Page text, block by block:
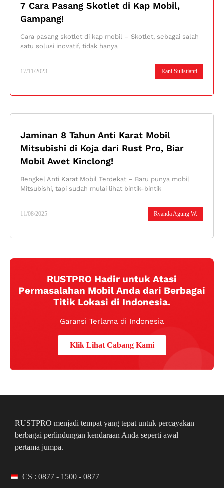
7 Cara Pasang Skotlet di Kap Mobil,
Gampang!
Rani Sulistianti
17/11/2023
Cara pasang skotlet di kap mobil – Skotlet, sebagai salah
satu solusi inovatif, tidak hanya
Jaminan 8 Tahun Anti Karat Mobil
Mitsubishi di Koja dari Rust Pro, Biar
Mobil Awet Kinclong!
Ryanda Agung W.
11/08/2025
Bengkel Anti Karat Mobil Terdekat – Baru punya mobil
Mitsubishi, tapi sudah mulai lihat bintik-bintik
RUSTPRO Hadir untuk Atasi
Permasalahan Mobil Anda dari Berbagai
Titik Lokasi di Indonesia.
Garansi Terlama di Indonesia
Klik Lihat Cabang Kami
RUSTPRO menjadi tempat yang tepat untuk percayakan
berbagai perlindungan kendaraan Anda seperti awal
pertama jumpa.
CS : 0877 - 1500 - 0877